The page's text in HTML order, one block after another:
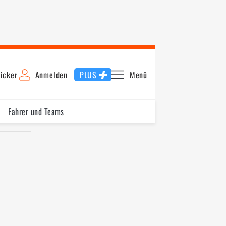
Anmelden PLUS Menü
Fahrer und Teams